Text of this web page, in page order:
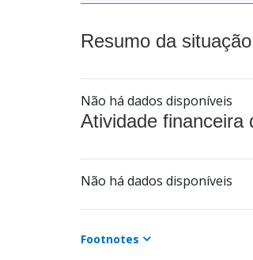
Resumo da
Não há dados disponíveis
Atividade financeira
Não há dados disponíveis
Footnotes